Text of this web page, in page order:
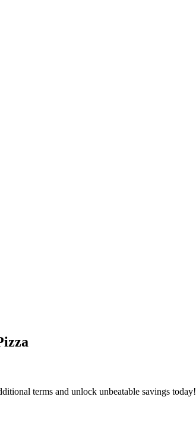
terms and unlock unbeatable savings today!